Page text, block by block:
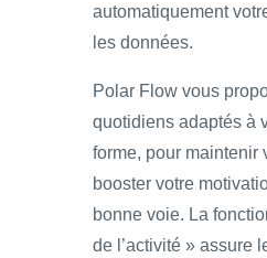
automatiquement
les données.
Polar Flow vous
quotidiens adaptés à
forme, pour maintenir
booster votre
bonne voie. La
de l’activité » assure